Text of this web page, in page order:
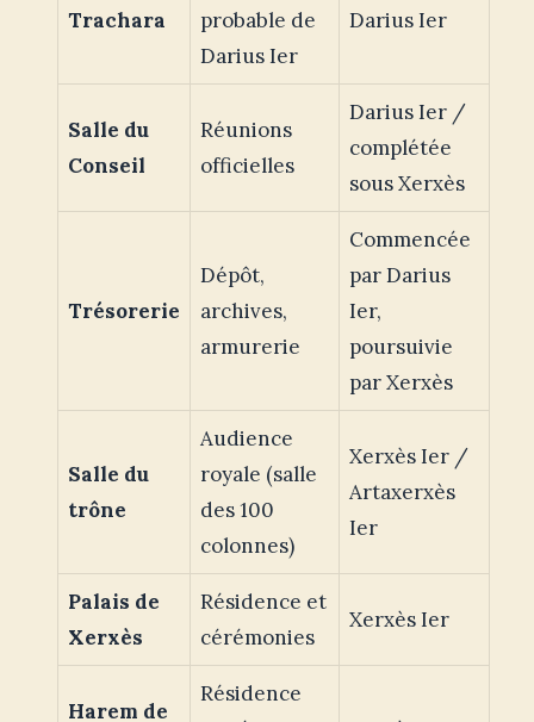
Trachara
probable de
Darius Ier
Darius Ier
Salle du
Conseil
Réunions
officielles
Darius Ier /
complétée
sous Xerxès
Trésorerie
Dépôt,
archives,
armurerie
Commencée
par Darius
Ier,
poursuivie
par Xerxès
Salle du
trône
Audience
royale (salle
des 100
colonnes)
Xerxès Ier /
Artaxerxès
Ier
Palais de
Xerxès
Résidence et
cérémonies
Xerxès Ier
Harem de
Résidence